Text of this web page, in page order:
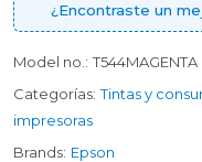
¿Encontraste un
Model no.: T544MAGENTA
Categorías: Tintas y
impresoras
Brands: Epson